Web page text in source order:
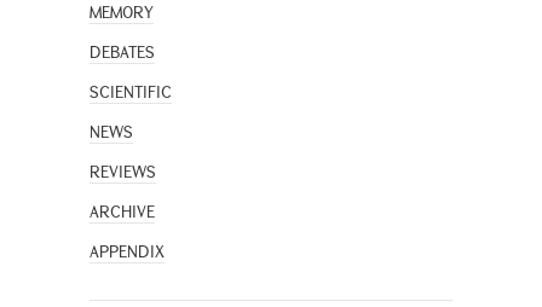
MEMORY
DEBATES
SCIENTIFIC
NEWS
REVIEWS
ARCHIVE
APPENDIX